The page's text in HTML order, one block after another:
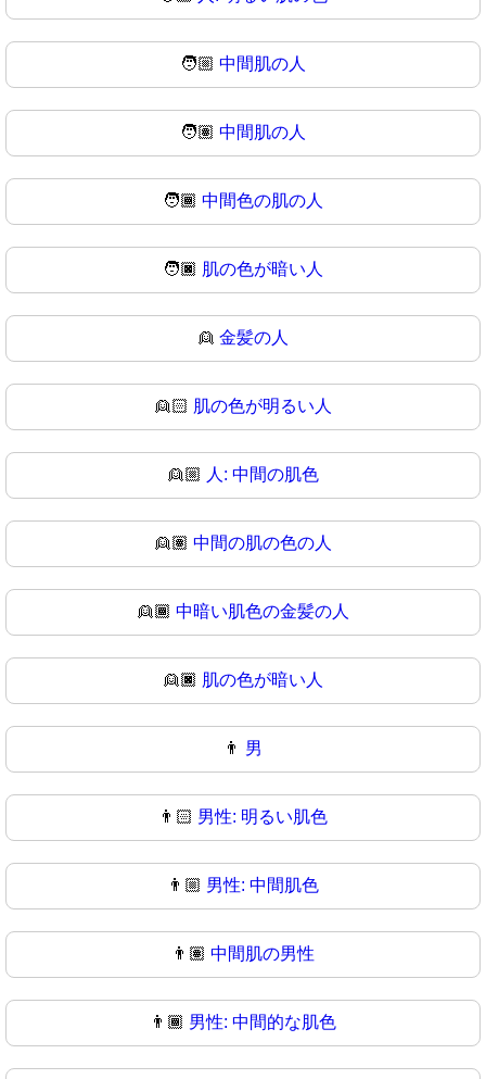
🧑🏼 中間肌の人
🧑🏽 中間肌の人
🧑🏾 中間色の肌の人
🧑🏿 肌の色が暗い人
👱 金髪の人
👱🏻 肌の色が明るい人
👱🏼 人: 中間の肌色
👱🏽 中間の肌の色の人
👱🏾 中暗い肌色の金髪の人
👱🏿 肌の色が暗い人
👨 男
👨🏻 男性: 明るい肌色
👨🏼 男性: 中間肌色
👨🏽 中間肌の男性
👨🏾 男性: 中間的な肌色